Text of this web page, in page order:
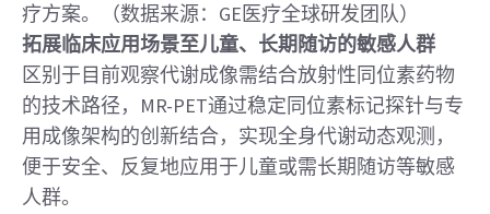
疗方案。（数据来源：GE医疗全球研发团队）
拓展临床应用场景至儿童、长期随访的敏感人群
区别于目前观察代谢成像需结合放射性同位素药物
的技术路径，MR-PET通过稳定同位素标记探针与专
用成像架构的创新结合，实现全身代谢动态观测，
便于安全、反复地应用于儿童或需长期随访等敏感
人群。